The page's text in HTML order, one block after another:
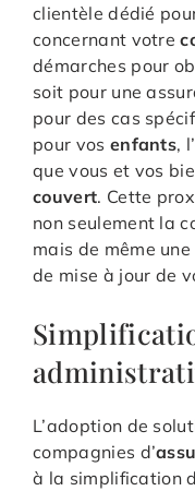
clientèle dédié
concernant votre
démarches pour
soit pour une
pour des cas
pour vos enfants,
que vous et vos
couvert. Cette
non seulement la
mais de même
de mise à jour de
L’adoption de
compagnies d’
à la simplification